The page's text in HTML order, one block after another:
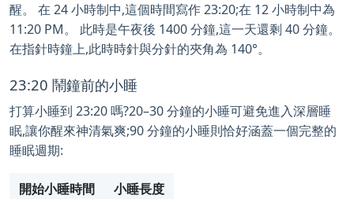
醒。 在 24 小時制中,這個時間寫作 23:20;在 12 小時制中為
11:20 PM。 此時是午夜後 1400 分鐘,這一天還剩 40 分鐘。
在指針時鐘上,此時時針與分針的夾角為 140°。
23:20 鬧鐘前的小睡
打算小睡到 23:20 嗎?20–30 分鐘的小睡可避免進入深層睡
眠,讓你醒來神清氣爽;90 分鐘的小睡則恰好涵蓋一個完整的
睡眠週期:
開始小睡時間
小睡長度